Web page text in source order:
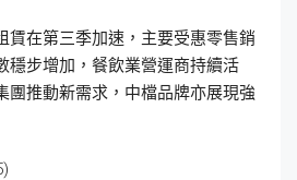
賃在第三季加速，主要受惠零售銷
穩步增加，餐飲業營運商持續活
團推動新需求，中檔品牌亦展現強